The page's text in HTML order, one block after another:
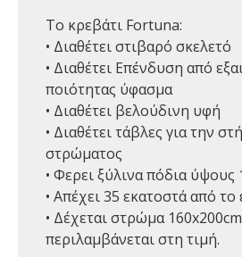
Το κρεβάτι Fortuna:
• Διαθέτει στιβαρό σκελετό
• Διαθέτει Επένδυση από
ποιότητας ύφασμα
• Διαθέτει βελούδινη υφή
• Διαθέτει τάβλες για την
στρώματος
• Φερει ξύλινα πόδια
• Απέχει 35 εκατοστά από το
• Δέχεται στρώμα
περιλαμβάνεται στη τιμή.